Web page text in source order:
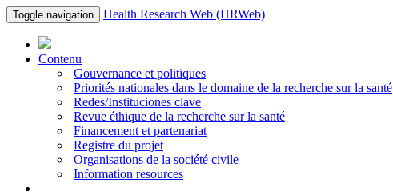
Toggle navigation Health Research Web (HRWeb)
Contenu
Gouvernance et politiques
Priorités nationales dans le domaine de la recherche sur la santé
Redes/Instituciones clave
Revue éthique de la recherche sur la santé
Financement et partenariat
Registre du projet
Organisations de la société civile
Information resources